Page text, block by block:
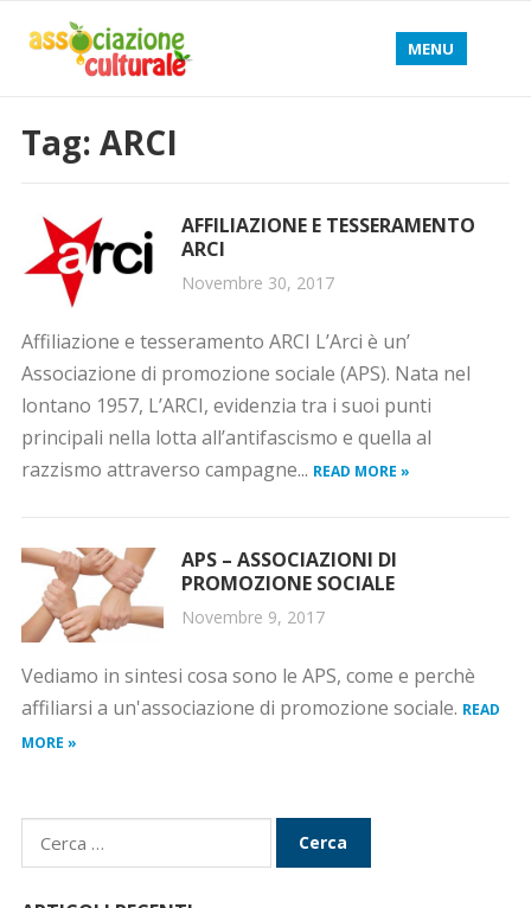
MENU
Tag: ARCI
AFFILIAZIONE E TESSERAMENTO
ARCI
Novembre 30, 2017
Affiliazione e tesseramento ARCI L’Arci è un’
Associazione di promozione sociale (APS). Nata nel
lontano 1957, L’ARCI, evidenzia tra i suoi punti
principali nella lotta all’antifascismo e quella al
razzismo attraverso campagne... READ MORE »
APS – ASSOCIAZIONI DI
PROMOZIONE SOCIALE
Novembre 9, 2017
Vediamo in sintesi cosa sono le APS, come e perchè
affiliarsi a un'associazione di promozione sociale. READ
MORE »
i